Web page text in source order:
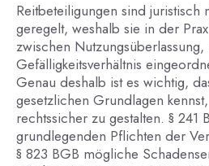
Reitbeteiligungen sind juristisch
geregelt, weshalb sie in der
zwischen
Gefälligkeitsverhältnis
Genau deshalb ist es wichtig,
gesetzlichen Grundlagen
rechtssicher zu gestalten. § 241
grundlegenden Pflichten der
§ 823 BGB mögliche